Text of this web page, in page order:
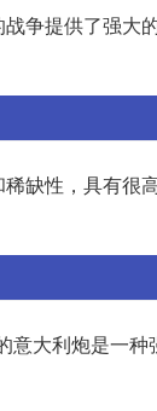
争提供了强大
缺性，具有很
意大利炮是一